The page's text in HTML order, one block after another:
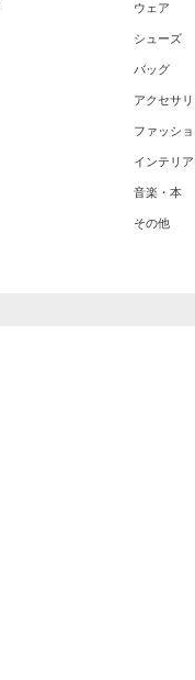
ウェア
シューズ
バッグ
アクセサ
ファッシ
インテリア
音楽・本
その他